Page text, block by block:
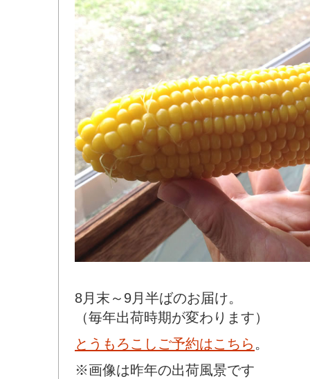
8月末～9月半ばのお届け。
（毎年出荷時期が変わります）
とうもろこしご予約はこちら 。
※画像は昨年の出荷風景です